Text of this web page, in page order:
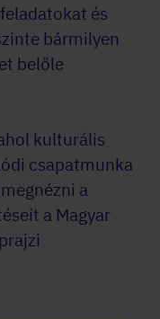
és
bármilyen
belőle
kulturális
csapatmunka
a
a Magyar